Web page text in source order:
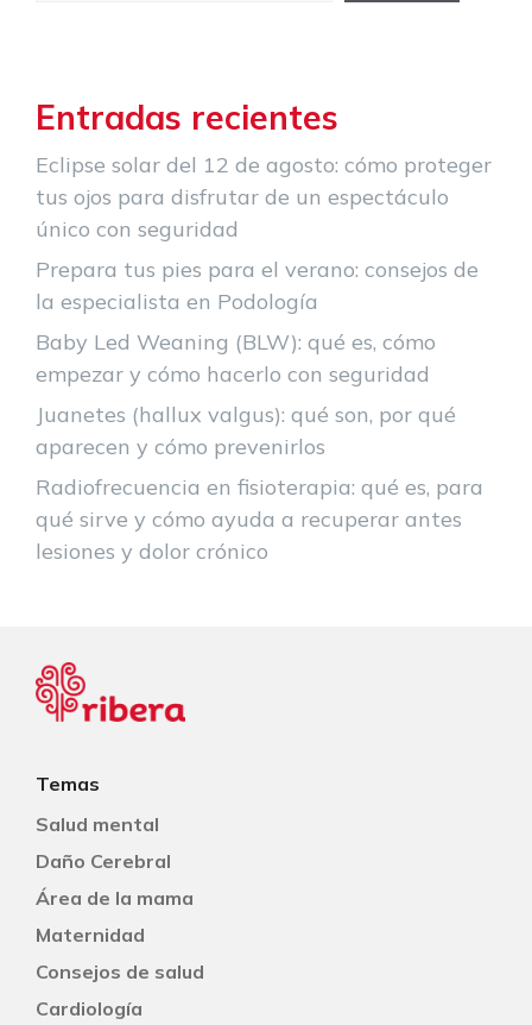
Entradas recientes
Eclipse solar del 12 de agosto: cómo proteger
tus ojos para disfrutar de un espectáculo
único con seguridad
Prepara tus pies para el verano: consejos de
la especialista en Podología
Baby Led Weaning (BLW): qué es, cómo
empezar y cómo hacerlo con seguridad
Juanetes (hallux valgus): qué son, por qué
aparecen y cómo prevenirlos
Radiofrecuencia en fisioterapia: qué es, para
qué sirve y cómo ayuda a recuperar antes
lesiones y dolor crónico
Temas
Salud mental
Daño Cerebral
Área de la mama
Maternidad
Consejos de salud
Cardiología